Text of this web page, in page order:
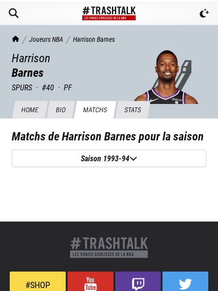
TrashTalk Actu NBA
Joueurs NBA Harrison Barnes
Harrison
Barnes
SPURS · #40 · PF
HOME BIO MATCHS STATS
Matchs deHarrison Barnespour la saison
Saison 1993-94
#SHOP